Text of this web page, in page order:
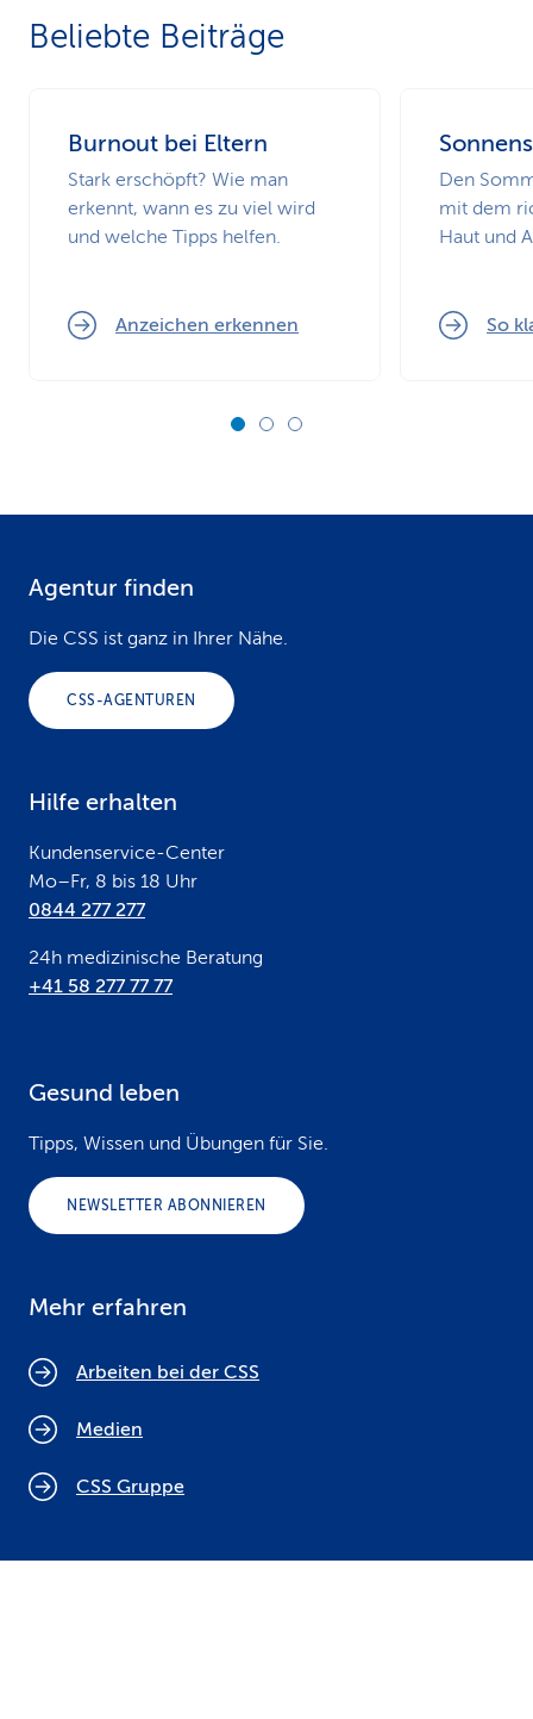
Beliebte Beiträge
Burnout bei Eltern
Stark erschöpft? Wie man
erkennt, wann es zu viel wird
und welche Tipps helfen.
Anzeichen erkennen
Den
mit dem
Haut und
So
Agentur finden
Die CSS ist ganz in Ihrer Nähe.
CSS-AGENTUREN
Hilfe erhalten
Kundenservice-Center
Mo–Fr, 8 bis 18 Uhr
0844 277 277
24h medizinische Beratung
+41 58 277 77 77
Gesund leben
Tipps, Wissen und Übungen für Sie.
NEWSLETTER ABONNIEREN
Mehr erfahren
Arbeiten bei der CSS
Medien
CSS Gruppe